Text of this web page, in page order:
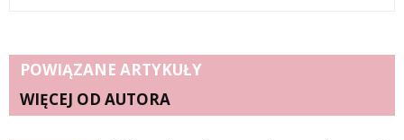
POWIĄZANE ARTYKUŁY
WIĘCEJ OD AUTORA